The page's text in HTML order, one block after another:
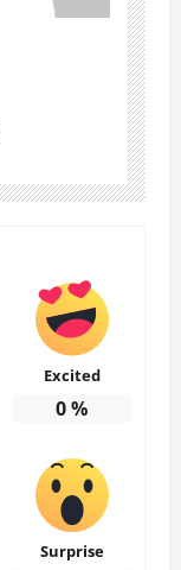
Excited
0%
Surprise